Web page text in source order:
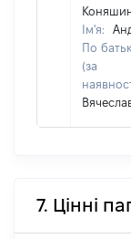
Ім'я:
По
(за
7. Цінні